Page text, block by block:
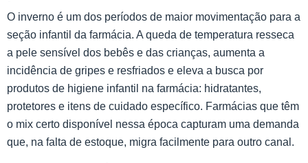
O inverno é um dos períodos de maior movimentação para a
seção infantil da farmácia. A queda de temperatura resseca
a pele sensível dos bebês e das crianças, aumenta a
incidência de gripes e resfriados e eleva a busca por
produtos de higiene infantil na farmácia: hidratantes,
protetores e itens de cuidado específico. Farmácias que têm
o mix certo disponível nessa época capturam uma demanda
que, na falta de estoque, migra facilmente para outro canal.